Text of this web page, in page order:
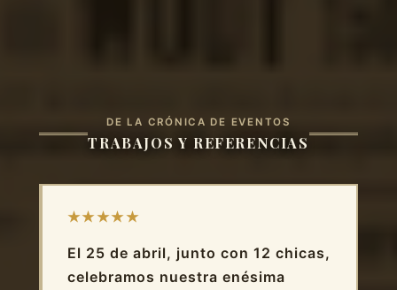
DE LA CRÓNICA DE EVENTOS
TRABAJOS Y REFERENCIAS
★★★★★
El 25 de abril, junto con 12 chicas,
celebramos nuestra enésima